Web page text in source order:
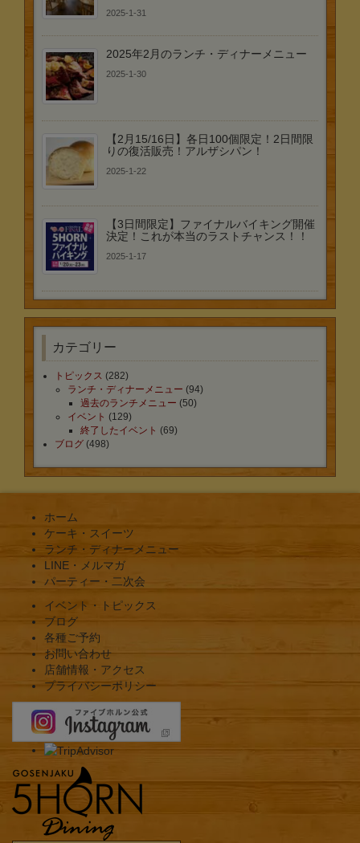
2025-1-31
2025年2月のランチ・ディナーメニュー
2025-1-30
【2月15/16日】各日100個限定！2日間限
りの復活販売！アルザシパン！
2025-1-22
【3日間限定】ファイナルバイキング開催
決定！これが本当のラストチャンス！！
2025-1-17
カテゴリー
トピックス (282)
ランチ・ディナーメニュー (94)
過去のランチメニュー (50)
イベント (129)
終了したイベント (69)
ブログ (498)
ホーム
ケーキ・スイーツ
ランチ・ディナーメニュー
LINE・メルマガ
パーティー・二次会
イベント・トピックス
ブログ
各種ご予約
お問い合わせ
店舗情報・アクセス
プライバシーポリシー